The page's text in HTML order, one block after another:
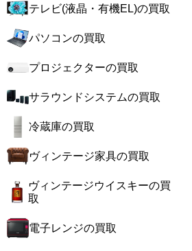
テレビ(液晶・有機EL)の買取
パソコンの買取
プロジェクターの買取
サラウンドシステムの買取
冷蔵庫の買取
ヴィンテージ家具の買取
ヴィンテージウイスキーの買
取
電子レンジの買取